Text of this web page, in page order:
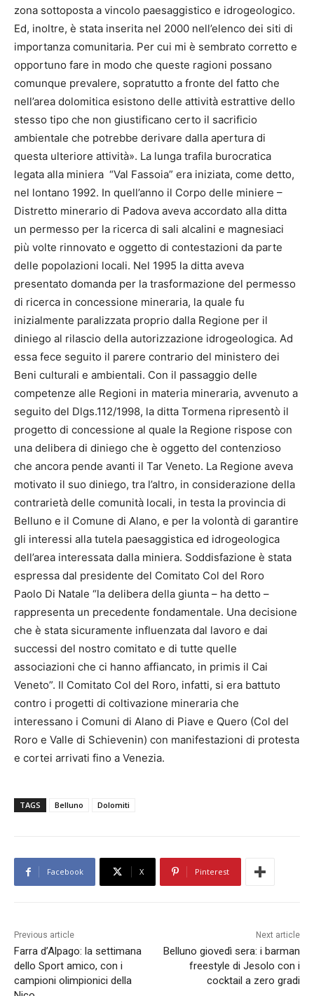
zona sottoposta a vincolo paesaggistico e idrogeologico.
Ed, inoltre, è stata inserita nel 2000 nell’elenco dei siti di
importanza comunitaria. Per cui mi è sembrato corretto e
opportuno fare in modo che queste ragioni possano
comunque prevalere, sopratutto a fronte del fatto che
nell’area dolomitica esistono delle attività estrattive dello
stesso tipo che non giustificano certo il sacrificio
ambientale che potrebbe derivare dalla apertura di
questa ulteriore attività». La lunga trafila burocratica
legata alla miniera “Val Fassoia” era iniziata, come detto,
nel lontano 1992. In quell’anno il Corpo delle miniere –
Distretto minerario di Padova aveva accordato alla ditta
un permesso per la ricerca di sali alcalini e magnesiaci
più volte rinnovato e oggetto di contestazioni da parte
delle popolazioni locali. Nel 1995 la ditta aveva
presentato domanda per la trasformazione del permesso
di ricerca in concessione mineraria, la quale fu
inizialmente paralizzata proprio dalla Regione per il
diniego al rilascio della autorizzazione idrogeologica. Ad
essa fece seguito il parere contrario del ministero dei
Beni culturali e ambientali. Con il passaggio delle
competenze alle Regioni in materia mineraria, avvenuto a
seguito del Dlgs.112/1998, la ditta Tormena ripresentò il
progetto di concessione al quale la Regione rispose con
una delibera di diniego che è oggetto del contenzioso
che ancora pende avanti il Tar Veneto. La Regione aveva
motivato il suo diniego, tra l’altro, in considerazione della
contrarietà delle comunità locali, in testa la provincia di
Belluno e il Comune di Alano, e per la volontà di garantire
gli interessi alla tutela paesaggistica ed idrogeologica
dell’area interessata dalla miniera. Soddisfazione è stata
espressa dal presidente del Comitato Col del Roro
Paolo Di Natale “la delibera della giunta – ha detto –
rappresenta un precedente fondamentale. Una decisione
che è stata sicuramente influenzata dal lavoro e dai
successi del nostro comitato e di tutte quelle
associazioni che ci hanno affiancato, in primis il Cai
Veneto”. Il Comitato Col del Roro, infatti, si era battuto
contro i progetti di coltivazione mineraria che
interessano i Comuni di Alano di Piave e Quero (Col del
Roro e Valle di Schievenin) con manifestazioni di protesta
e cortei arrivati fino a Venezia.
TAGS Belluno Dolomiti
Facebook X Pinterest
Previous article
Farra d’Alpago: la settimana
dello Sport amico, con i
campioni olimpionici della
Next article
Belluno giovedì sera: i barman
freestyle di Jesolo con i
cocktail a zero gradi